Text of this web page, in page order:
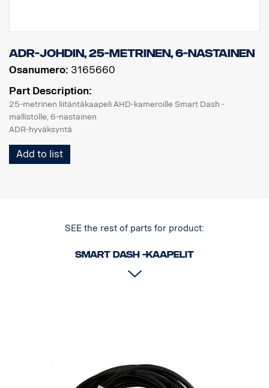
ADR-johdin, 25-metrinen, 6-nastainen
Osanumero: 3165660
Part Description:
25-metrinen liitäntäkaapeli AHD-kameroille Smart Dash -
mallistolle, 6-nastainen
ADR-hyväksyntä
Add to list
SEE the rest of parts for product:
Smart Dash -kaapelit